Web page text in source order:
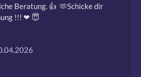
Beratung. 👍  🫶Schicke dir
!!! ❤ ️😇